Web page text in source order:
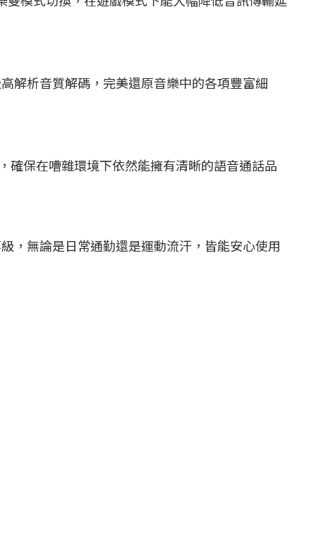
解析音質解碼，完美還原音樂中的各項豐富細
保在嘈雜環境下依然能擁有清晰的語音通話品
，無論是日常通勤還是運動流汗，皆能安心使用